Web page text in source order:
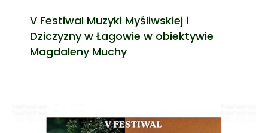
V Festiwal Muzyki Myśliwskiej i
Dziczyzny w Łagowie w obiektywie
Magdaleny Muchy